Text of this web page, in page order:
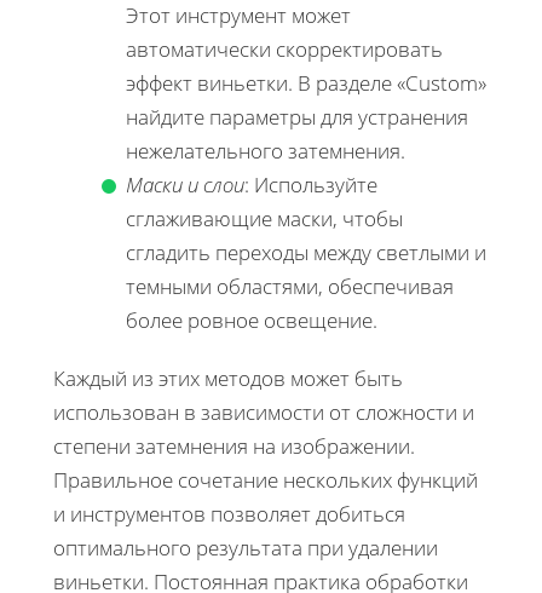
Этот инструмент может
автоматически скорректировать
эффект виньетки. В разделе «Custom»
найдите параметры для устранения
нежелательного затемнения.
Маски и слои: Используйте
сглаживающие маски, чтобы
сгладить переходы между светлыми и
темными областями, обеспечивая
более ровное освещение.
Каждый из этих методов может быть
использован в зависимости от сложности и
степени затемнения на изображении.
Правильное сочетание нескольких функций
и инструментов позволяет добиться
оптимального результата при удалении
виньетки. Постоянная практика обработки